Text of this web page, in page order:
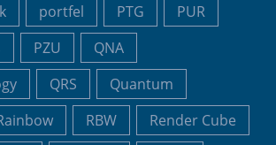
portfel PTG
PUR
PZU
QNA
QRS
Quantum
RBW
Render Cube